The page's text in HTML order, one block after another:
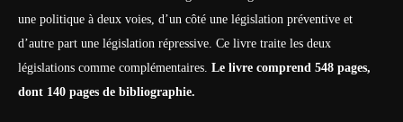
une politique à deux voies, d’un côté une législation préventive et
d’autre part une législation répressive. Ce livre traite les deux
législations comme complémentaires. Le livre comprend 548 pages,
dont 140 pages de bibliographie.